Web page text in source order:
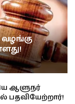
வழங்கு
ஆளுநர்
பதவியேற்றார்!